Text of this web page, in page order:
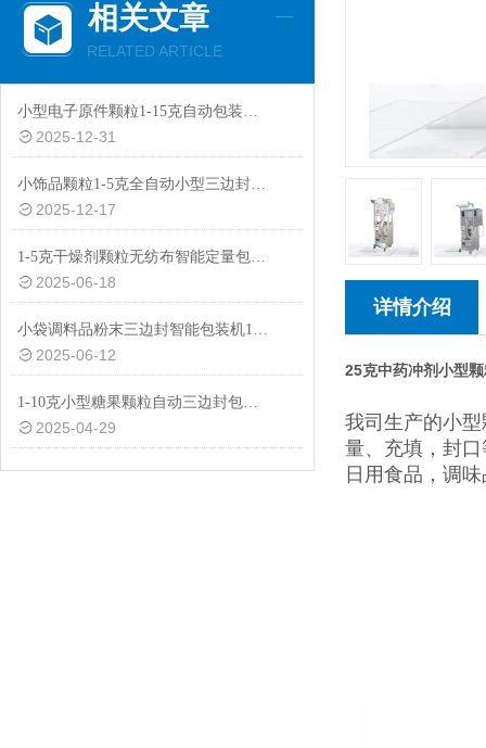
相关文章
RELATED ARTICLE
小型电子原件颗粒1-15克自动包装机厂家
2025-12-31
小饰品颗粒1-5克全自动小型三边封智能包装机批发
2025-12-17
1-5克干燥剂颗粒无纺布智能定量包装机价格
2025-06-18
小袋调料品粉末三边封智能包装机1-50克
2025-06-12
1-10克小型糖果颗粒自动三边封包装机品牌
2025-04-29
详情介绍
25克中药冲剂小型
我司生产的小
量、充填，封
日用食品，调